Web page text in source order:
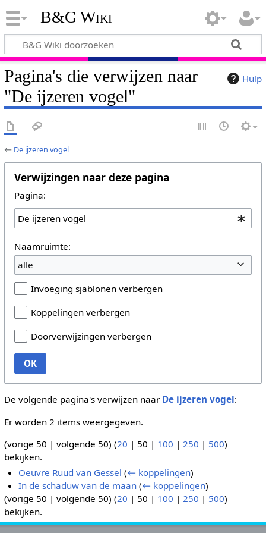
B&G Wiki
Hulp
Pagina's die verwijzen naar
"De ijzeren vogel"
← De ijzeren vogel
Verwijzingen naar deze pagina
Pagina:
Naamruimte:
alle
Invoeging sjablonen verbergen
Koppelingen verbergen
Doorverwijzingen verbergen
OK
De volgende pagina's verwijzen naar De ijzeren vogel:
Er worden 2 items weergegeven.
(vorige 50 | volgende 50) (20 | 50 | 100 | 250 | 500)
bekijken.
Oeuvre Ruud van Gessel (← koppelingen)
In de schaduw van de maan (← koppelingen)
(vorige 50 | volgende 50) (20 | 50 | 100 | 250 | 500)
bekijken.